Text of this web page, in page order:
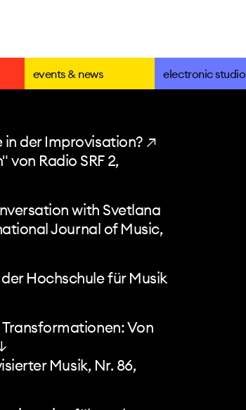
events & news electronic studio
in der Improvisation? ↗
Radio SRF 2,
with Svetlana
Journal of Music,
Hochschule für Musik
Transformationen: Von
Musik, Nr. 86,